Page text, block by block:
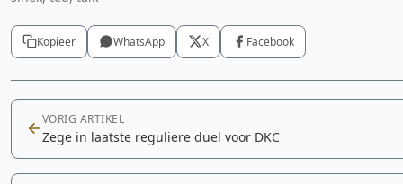
Kopieer WhatsApp X Facebook
VORIG ARTIKEL
Zege in laatste reguliere duel voor DKC